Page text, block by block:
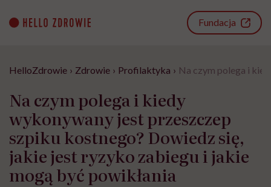
content
Fundacja
HelloZdrowie › Zdrowie › Profilaktyka › Na czym polega i
Na czym polega i kiedy
wykonywany jest przeszczep
szpiku kostnego? Dowiedz się,
jakie jest ryzyko zabiegu i jakie
mogą być powikłania